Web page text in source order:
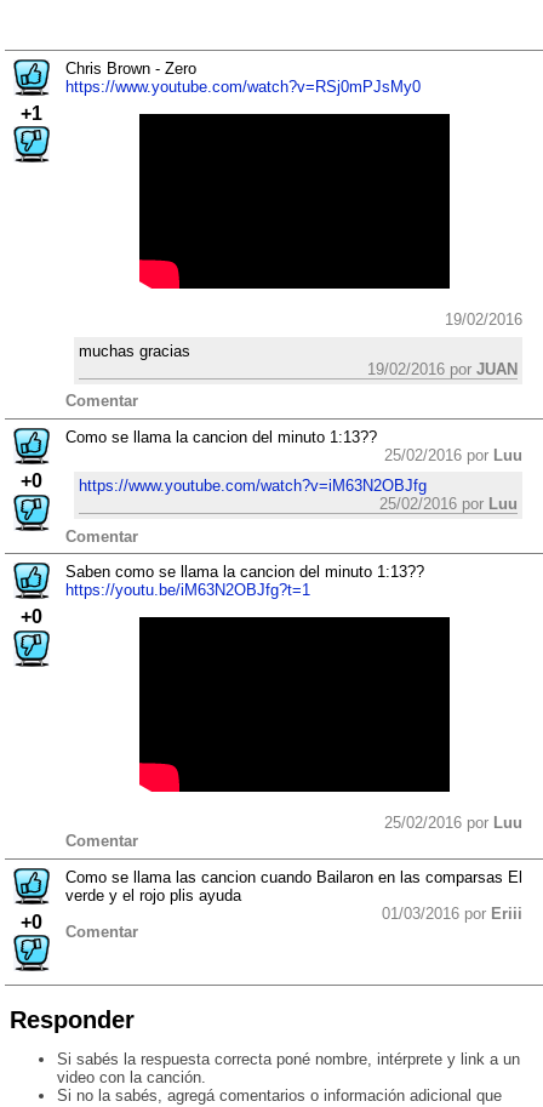
+1
Chris Brown - Zero
https://www.youtube.com/watch?v=RSj0mPJsMy0
19/02/2016
muchas gracias
19/02/2016 por JUAN
Comentar
+0
Como se llama la cancion del minuto 1:13??
25/02/2016 por Luu
https://www.youtube.com/watch?v=iM63N2OBJfg
25/02/2016 por Luu
Comentar
+0
Saben como se llama la cancion del minuto 1:13??
https://youtu.be/iM63N2OBJfg?t=1
25/02/2016 por Luu
Comentar
+0
Como se llama las cancion cuando Bailaron en las comparsas El
verde y el rojo plis ayuda
01/03/2016 por Eriii
Comentar
Responder
Si sabés la respuesta correcta poné nombre, intérprete y link a un
video con la canción.
Si no la sabés, agregá comentarios o información adicional que